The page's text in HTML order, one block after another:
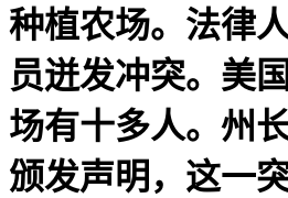
种植农场。法律
员迸发冲突。美
场有十多人。州
颁发声明，这一